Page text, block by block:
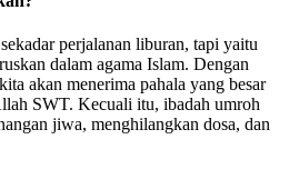
perjalanan liburan, tapi yaitu
dalam agama Islam. Dengan
akan menerima pahala yang besar
SWT. Kecuali itu, ibadah umroh
jiwa, menghilangkan dosa, dan